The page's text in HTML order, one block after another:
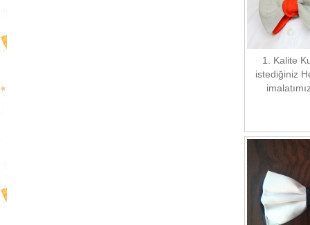
1. Kalite
istediğiniz